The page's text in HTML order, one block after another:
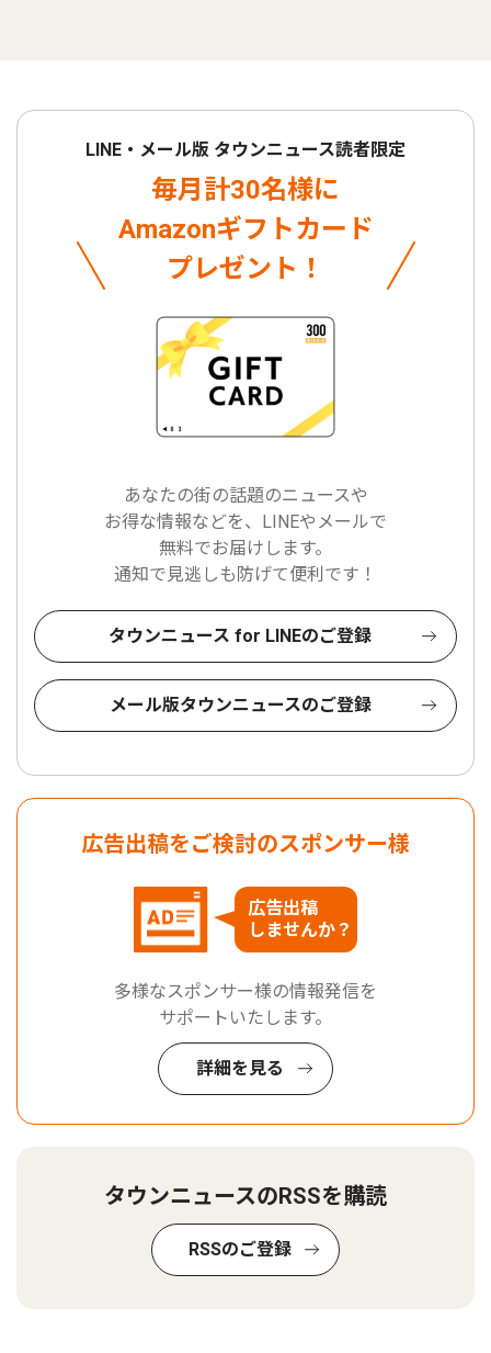
LINE・メール版 タウンニュース読者限定
毎月計30名様に
Amazonギフトカード
プレゼント！
あなたの街の話題のニュースや
お得な情報などを、LINEやメールで
無料でお届けします。
通知で見逃しも防げて便利です！
タウンニュース for LINEのご登録
メール版タウンニュースのご登録
広告出稿をご検討のスポンサー様
広告出稿
しませんか？
多様なスポンサー様の情報発信を
サポートいたします。
詳細を見る
タウンニュースのRSSを購読
RSSのご登録